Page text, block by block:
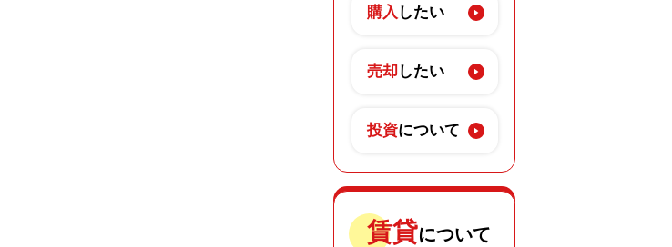
購入 したい
売却したい
投資について
賃貸について